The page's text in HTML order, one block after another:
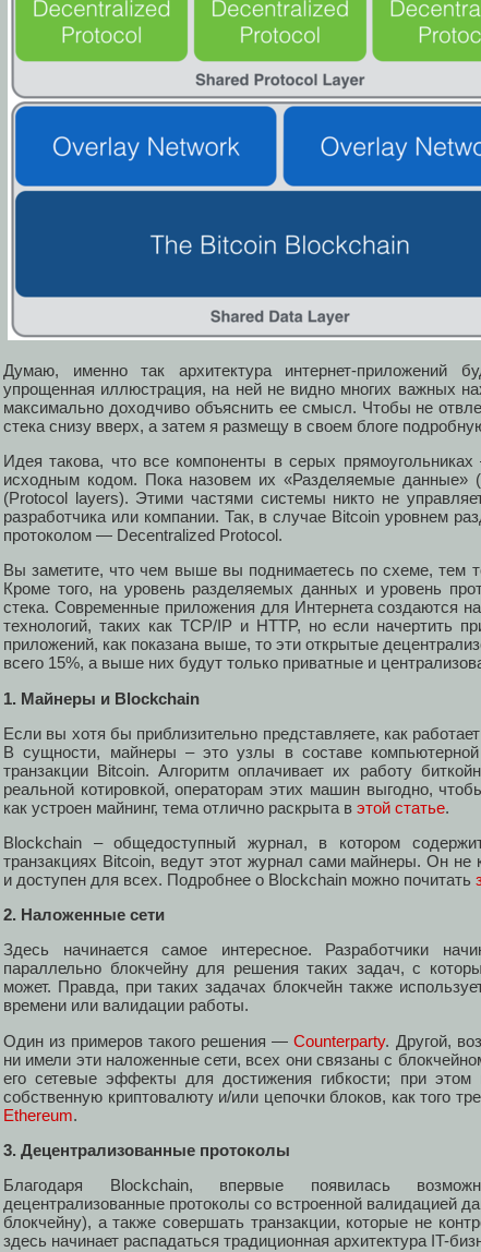
Думаю, именно так архитектура интернет-приложений
упрощенная иллюстрация, на ней не видно многих важных
максимально доходчиво объяснить ее смысл. Чтобы не
стека снизу вверх, а затем я размещу в своем блоге
Идея такова, что все компоненты в серых
исходным кодом. Пока назовем их «Разделяемые данные»
(Protocol layers). Этими частями системы никто не
разработчика или компании. Так, в случае Bitcoin уровнем
протоколом — Decentralized Protocol.
Вы заметите, что чем выше вы поднимаетесь по схеме, тем
Кроме того, на уровень разделяемых данных и уровень
стека. Современные приложения для Интернета создаются
технологий, таких как TCP/IP и HTTP, но если начертить
приложений, как показана выше, то эти открытые
всего 15%, а выше них будут только приватные и
1. Майнеры и Blockchain
Если вы хотя бы приблизительно представляете, как
В сущности, майнеры – это узлы в составе
транзакции Bitcoin. Алгоритм оплачивает их работу
реальной котировкой, операторам этих машин выгодно,
как устроен майнинг, тема отлично раскрыта в этой статье.
Blockchain – общедоступный журнал, в котором
транзакциях Bitcoin, ведут этот журнал сами майнеры. Он не
и доступен для всех. Подробнее о Blockchain можно почитать
2. Наложенные сети
Здесь начинается самое интересное. Разработчики
параллельно блокчейну для решения таких задач, с
может. Правда, при таких задачах блокчейн также
времени или валидации работы.
Один из примеров такого решения —Counterparty. Другой,
ни имели эти наложенные сети, всех они связаны с
его сетевые эффекты для достижения гибкости; при этом
собственную криптовалюту и/или цепочки блоков, как того
Ethereum.
3. Децентрализованные протоколы
Благодаря Blockchain, впервые появилась
децентрализованные протоколы со встроенной валидацией
блокчейну), а также совершать транзакции, которые не
здесь начинает распадаться традиционная архитектура IT-